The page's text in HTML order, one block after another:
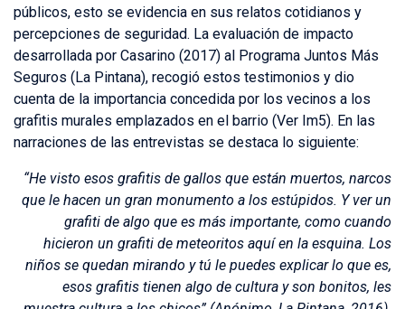
públicos, esto se evidencia en sus relatos cotidianos y
percepciones de seguridad. La evaluación de impacto
desarrollada por Casarino (2017) al Programa Juntos Más
Seguros (La Pintana), recogió estos testimonios y dio
cuenta de la importancia concedida por los vecinos a los
grafitis murales emplazados en el barrio (Ver Im5). En las
narraciones de las entrevistas se destaca lo siguiente:
“He visto esos grafitis de gallos que están muertos, narcos
que le hacen un gran monumento a los estúpidos. Y ver un
grafiti de algo que es más importante, como cuando
hicieron un grafiti de meteoritos aquí en la esquina. Los
niños se quedan mirando y tú le puedes explicar lo que es,
esos grafitis tienen algo de cultura y son bonitos, les